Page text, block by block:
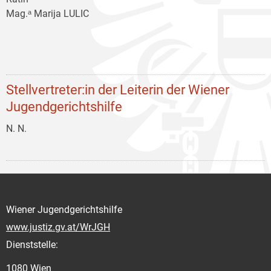
Mag.ᵃ Marija LULIC
Stellvertreter:in der Leiterin der Wiener
Jugendgerichtshilfe
N. N.
Wiener Jugendgerichtshilfe
www.justiz.gv.at/WrJGH
Dienststelle:
1080 Wien